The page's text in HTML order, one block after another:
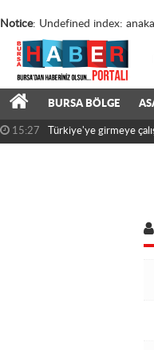
Notice: Undefined index:
BURSA BÖLGE
15:27 Türkiye'ye girmeye